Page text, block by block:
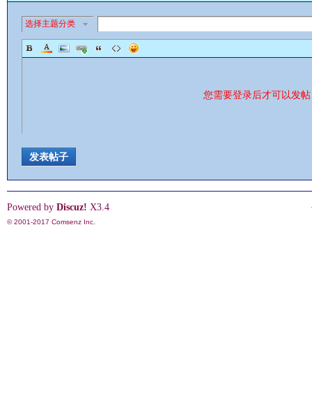
选择主题分类
您需要登录后才可以发
发表帖子
Powered by Discuz! X3.4
© 2001-2017 Comsenz Inc.